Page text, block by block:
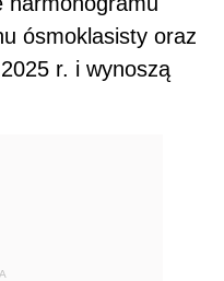
ósmoklasisty oraz
r. i wynoszą